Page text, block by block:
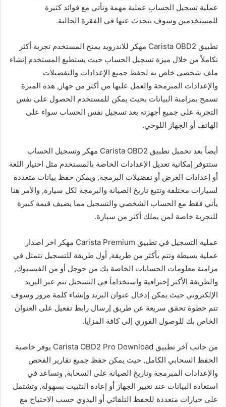
عملية تسجيل الحساب عملية مهمة وتأتي مع فوائد كثيرة
للمستخدمين وسوف نتحدث عنها في الفقرة الحالية.
تطبيق Carista OBD2 مهكر للاندرويد يمنح المستخدم تجربة أكثر
تكاملاً من خلال ميزة تسجيل الحساب حيث يستطيع المستخدم إنشاء
ملف شخصي خاص به لحفظ جميع الإعدادات والتفضيلات
والإعدادات المبرمجة والعمل عليها من أكثر من جهاز, هذه الميزة
تسمح بمزامنة البيانات بحيث يمكن للمستخدم الحصول على نفس
التجربة على جميع أجهزته بعد تسجيل نفس الحساب سواء على
الهاتف أو الجهاز اللوحي.
أيضاً بعد تحميل تطبيق Carista OBD2 مهكر وتسجيل الحساب
ستتوفر إمكانية تعديل الإعدادات الخاصة بالمستخدم مثل اختيار اللغة
أو إعدادات العرض أو تفضيلات البرمجة, ويمكن حفظ بيانات متعددة
لسيارات مختلفة وتتبع تاريخ الصيانة والبرمجة لكل سيارة, والأمر هنا
يأتي فقط مع الحساب الشخصي والتسجيل مما يضيف قيمة كبيرة
للتجربة خاصة لمن يملك أكثر من سيارة.
عملية التسجيل في تطبيق Carista Premium مهكر اخر اصدار
عملية بسيطة وتتم بأكثر من طريقة, أول طريقة للتسجيل تتمثل في
مزامنة معلومات الحسابات الخاصة بك من جوجل أو من الفيسبوك,
والطريقة الأكثر إحترافية واستخداماً في التسجيل تتم عبر البريد
الإلكتروني حيث يمكن إدخال عنوان البريد وإنشاء كلمة مرور وسوف
تتم خطوة تحقق سريعة عن طريق إرسال رابط تفعيل على العنوان
الخاص بك للوصول الفوري إلى كافة المزايا.
من جانب آخر تطبيق Carista OBD2 Pro Download يوفر خاصية
الحفظ السحابي الكامل, حيث يمكن حفظ جميع تقارير الفحص
والإعدادات المبرمجة وتاريخ الصيانة على السحابة, وتساعد في
استعادة البيانات عند تغيير الجهاز أو إعادة التثبيت بسهولة, وتشتمل
على خيارات متعددة للحفظ التلقائي أو اليدوي حسب الاحتياج مع